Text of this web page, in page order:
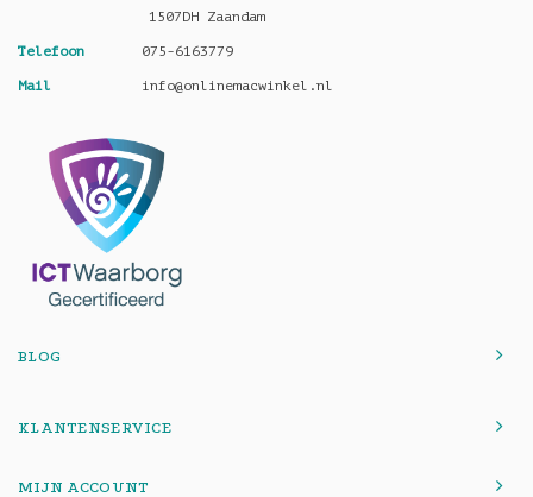
1507DH Zaandam
Telefoon 075-6163779
Mail info@onlinemacwinkel.nl
BLOG
KLANTENSERVICE
MIJN ACCOUNT